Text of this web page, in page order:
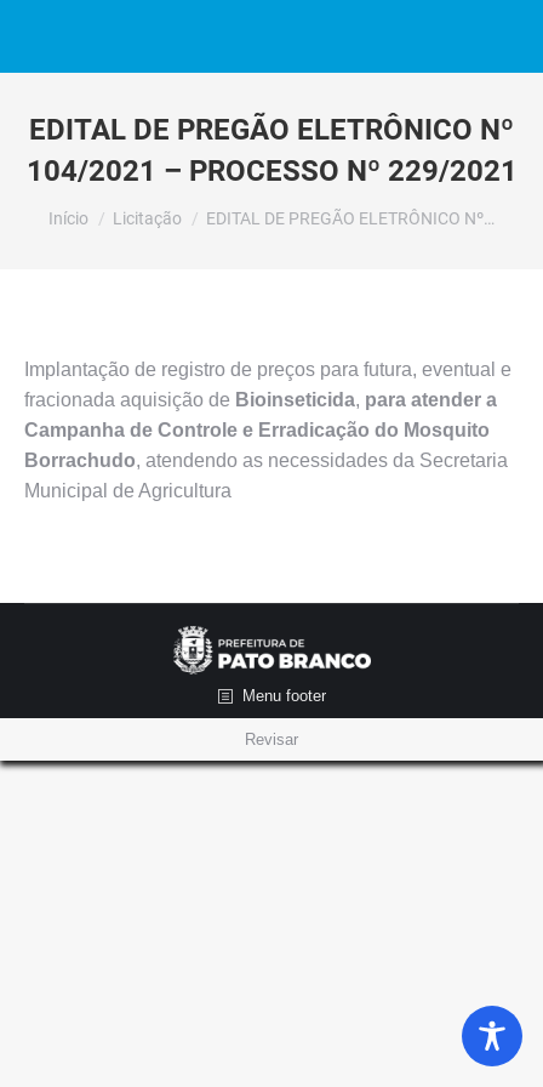
EDITAL DE PREGÃO ELETRÔNICO Nº
104/2021 – PROCESSO Nº 229/2021
Você está aqui:
Início Licitação EDITAL DE PREGÃO ELETRÔNICO Nº…
Implantação de registro de preços para futura, eventual e
fracionada aquisição de Bioinseticida, para atender a
Campanha de Controle e Erradicação do Mosquito
Borrachudo, atendendo as necessidades da Secretaria
Municipal de Agricultura
Menu footer
Revisar